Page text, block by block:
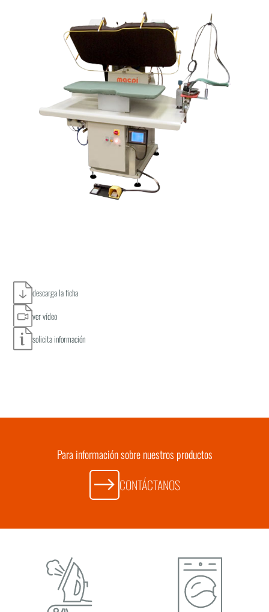
descarga la ficha
ver vídeo
solicita información
Para información sobre nuestros productos
CONTÁCTANOS